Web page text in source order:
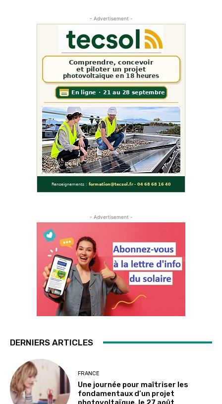
- Advertisement -
- Advertisement -
DERNIERS ARTICLES
FRANCE
Une journée pour maîtriser les
fondamentaux d’un projet